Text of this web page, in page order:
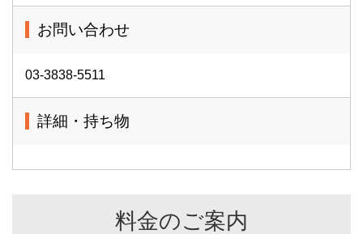
お問い合わせ
03-3838-5511
詳細・持ち物
料金のご案内